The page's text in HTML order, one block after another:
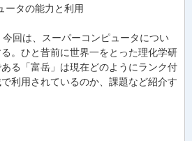
ータの能力と利用
回は、スーパーコンピュータについ
。ひと昔前に世界一をとった理化学研
る「富岳」は現在どのようにランク付
利用されているのか、課題など紹介す